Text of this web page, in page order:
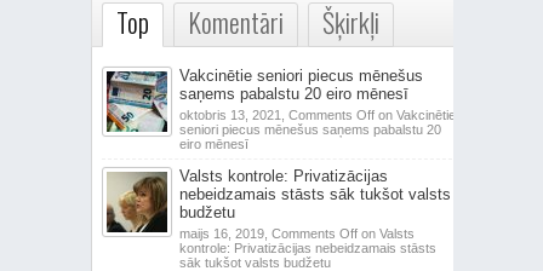
Top Komentāri Šķirkļi
Vakcinētie seniori piecus mēnešus
saņems pabalstu 20 eiro mēnesī
oktobris 13, 2021, Comments Offon Vakcinētie
seniori piecus mēnešus saņems pabalstu 20
eiro mēnesī
Valsts kontrole: Privatizācijas
nebeidzamais stāsts sāk tukšot valsts
budžetu
maijs 16, 2019, Comments Offon Valsts
kontrole: Privatizācijas nebeidzamais stāsts
sāk tukšot valsts budžetu